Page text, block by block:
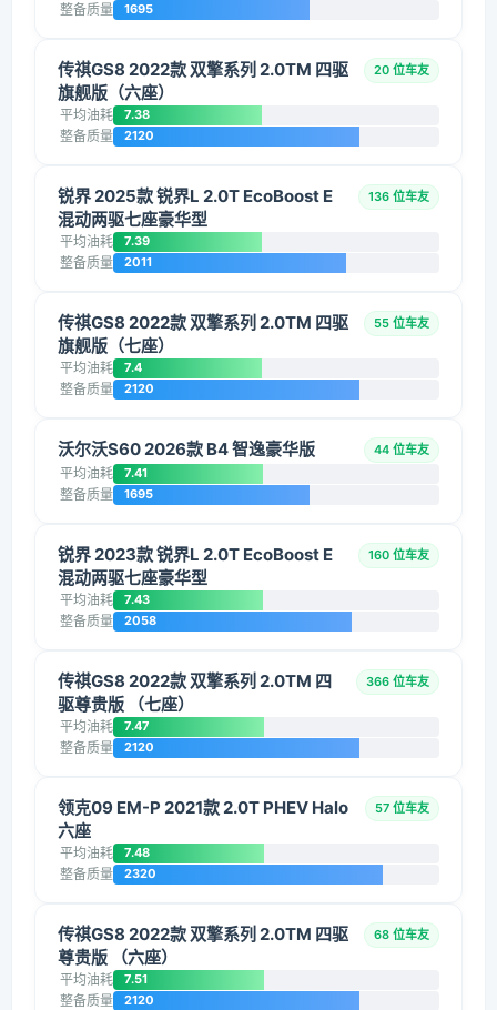
整备质量 1695
传祺GS8 2022款 双擎系列 2.0TM 四驱
旗舰版（六座）
20 位车友
平均油耗 7.38
整备质量 2120
锐界 2025款 锐界L 2.0T EcoBoost E
混动两驱七座豪华型
136 位车友
平均油耗 7.39
整备质量 2011
传祺GS8 2022款 双擎系列 2.0TM 四驱
旗舰版（七座）
55 位车友
平均油耗 7.4
整备质量 2120
沃尔沃S60 2026款 B4 智逸豪华版 44 位车友
平均油耗 7.41
整备质量 1695
锐界 2023款 锐界L 2.0T EcoBoost E
混动两驱七座豪华型
160 位车友
平均油耗 7.43
整备质量 2058
传祺GS8 2022款 双擎系列 2.0TM 四
驱尊贵版 （七座）
366 位车友
平均油耗 7.47
整备质量 2120
领克09 EM-P 2021款 2.0T PHEV Halo
六座
57 位车友
平均油耗 7.48
整备质量 2320
传祺GS8 2022款 双擎系列 2.0TM 四驱
尊贵版 （六座）
68 位车友
平均油耗 7.51
整备质量 2120